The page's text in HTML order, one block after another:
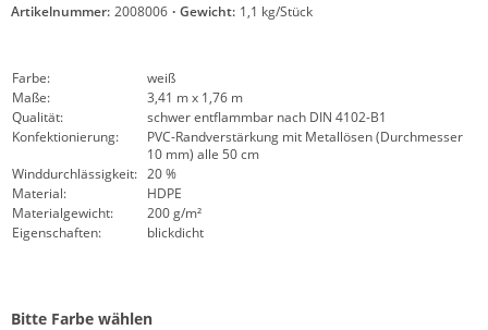
Artikelnummer: 2008006 · Gewicht: 1,1 kg/Stück
Farbe:
weiß
Maße:
3,41 m x 1,76 m
Qualität:
schwer entflammbar nach DIN 4102-B1
Konfektionierung:
PVC-Randverstärkung mit Metallösen (Durchmesser
10 mm) alle 50 cm
Winddurchlässigkeit: 20 %
Material:
HDPE
Materialgewicht:
200 g/m²
Eigenschaften:
blickdicht
Bitte Farbe wählen